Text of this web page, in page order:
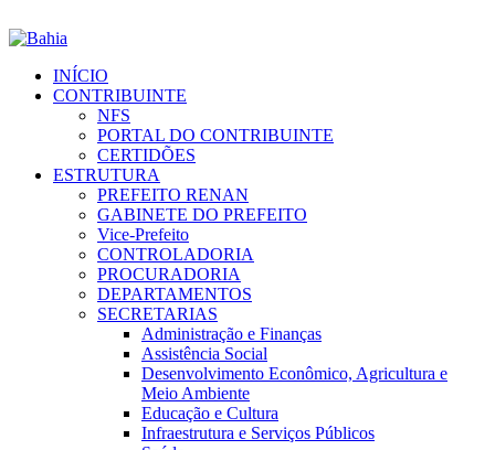
INÍCIO
CONTRIBUINTE
NFS
PORTAL DO CONTRIBUINTE
CERTIDÕES
ESTRUTURA
PREFEITO RENAN
GABINETE DO PREFEITO
Vice-Prefeito
CONTROLADORIA
PROCURADORIA
DEPARTAMENTOS
SECRETARIAS
Administração e Finanças
Assistência Social
Desenvolvimento Econômico, Agricultura e
Meio Ambiente
Educação e Cultura
Infraestrutura e Serviços Públicos